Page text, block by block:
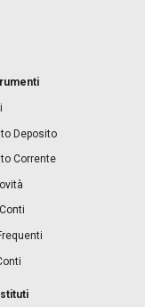
Deposito
Corrente